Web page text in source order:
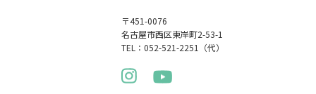
〒451-0076
名古屋市西区東岸町2-53-1
TEL：052-521-2251（代）